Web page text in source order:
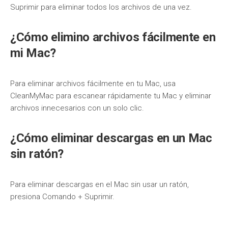
Suprimir para eliminar todos los archivos de una vez.
¿Cómo elimino archivos fácilmente en
mi Mac?
Para eliminar archivos fácilmente en tu Mac, usa
CleanMyMac para escanear rápidamente tu Mac y eliminar
archivos innecesarios con un solo clic.
¿Cómo eliminar descargas en un Mac
sin ratón?
Para eliminar descargas en el Mac sin usar un ratón,
presiona Comando + Suprimir.